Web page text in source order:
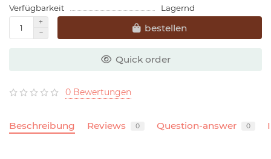
Verfügbarkeit
Lagernd
bestellen
Quick order
0 Bewertungen
Beschreibung Reviews 0 Question-answer 0